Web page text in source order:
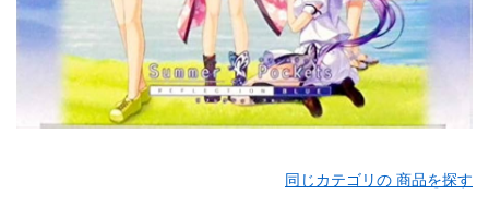
同じカテゴリの 商品を探す